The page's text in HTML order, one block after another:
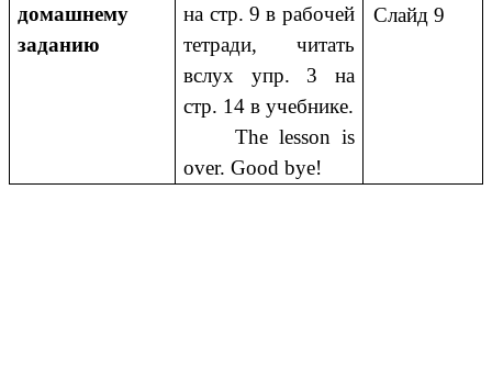
домашнему
заданию
на стр. 9 в рабочей
тетради, читать
вслух упр. 3 на
стр. 14 в учебнике.
The lesson is
over. Good bye!
Слайд 9